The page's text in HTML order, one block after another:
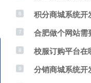
6 积分商城系统开
7 合肥做个网站需
8 校服订购平台在
9 分销商城系统开